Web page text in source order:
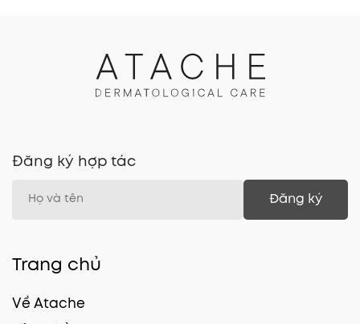
Đăng ký hợp tác
Đăng ký
Trang chủ
Về Atache